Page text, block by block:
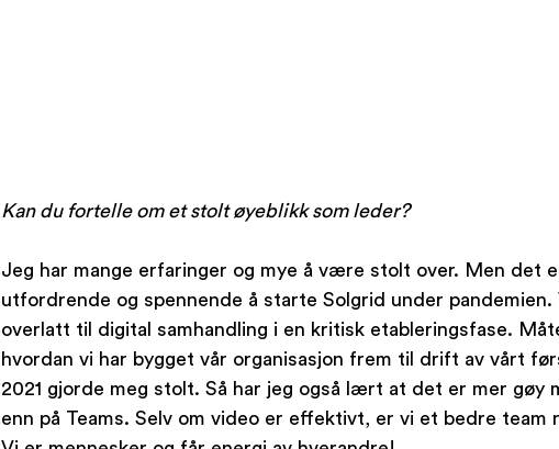
Kan du fortelle om et stolt øyeblikk som leder?
Jeg har mange erfaringer og mye å være stolt over. Men det
utfordrende og spennende å starte Solgrid under
overlatt til digital samhandling i en kritisk etableringsfase.
hvordan vi har bygget vår organisasjon frem til drift av vårt
2021 gjorde meg stolt. Så har jeg også lært at det er mer gøy
enn på Teams. Selv om video er effektivt, er vi et bedre team